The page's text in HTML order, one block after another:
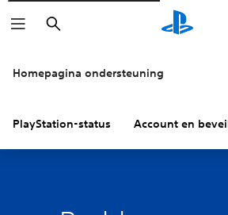
Zoeken
Homepagina ondersteuning
PlayStation-status Account en